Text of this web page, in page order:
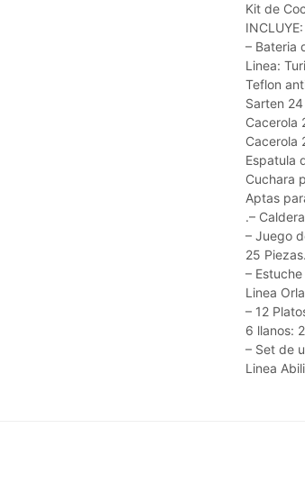
Kit de
INCLUYE:
– Bateria
Linea:
Teflon
Sarten
Cacerola
Cacerola
Espatula
Cuchara
Aptas
.–
– Juego
25
–
Linea
– 12
6 llanos:
– Set de
Linea